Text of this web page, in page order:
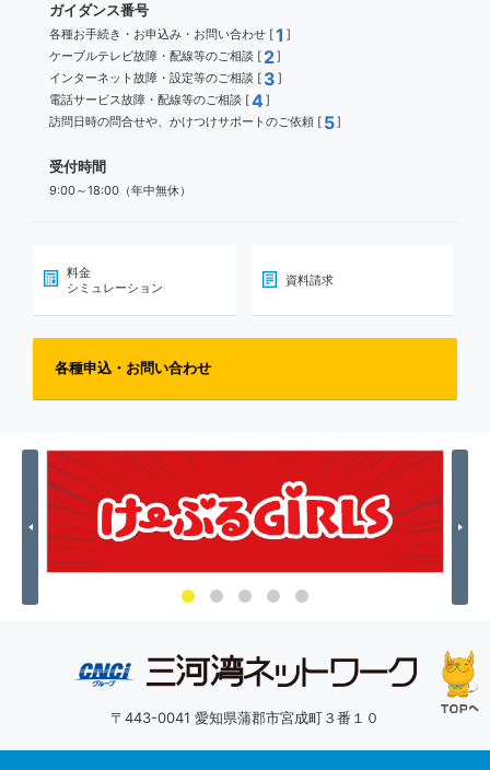
ガイダンス番号
各種お手続き・お申込み・お問い合わせ [1 ]
ケーブルテレビ故障・配線等のご相談 [ 2]
インターネット故障・設定等のご相談 [ 3 ]
電話サービス故障・配線等のご相談 [4]
訪問日時の問合せや、かけつけサポートのご依頼 [ 5]
受付時間
9:00～18:00（年中無休）
料金
シミュレーション
資料請求
各種申込・お問い合わせ
Previous Next
〒443-0041 愛知県蒲郡市宮成町３番１０